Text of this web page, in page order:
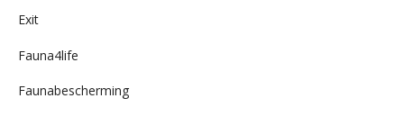
Exit
Fauna4life
Faunabescherming